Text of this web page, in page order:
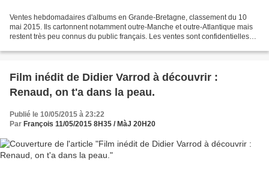
Ventes hebdomadaires d'albums en Grande-Bretagne, classement du 10
mai 2015. Ils cartonnent notamment outre-Manche et outre-Atlantique mais
restent très peu connus du public français. Les ventes sont confidentielles
Film inédit de Didier Varrod à découvrir :
Renaud, on t'a dans la peau.
Publié le 10/05/2015 à 23:22
Par François 11/05/2015 8H35 / MàJ 20H20